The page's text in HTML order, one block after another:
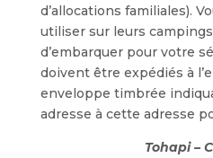
d’allocations familiales).
utiliser sur leurs
d’embarquer pour votre
doivent être expédiés à
enveloppe timbrée
adresse à cette adresse
Tohapi –